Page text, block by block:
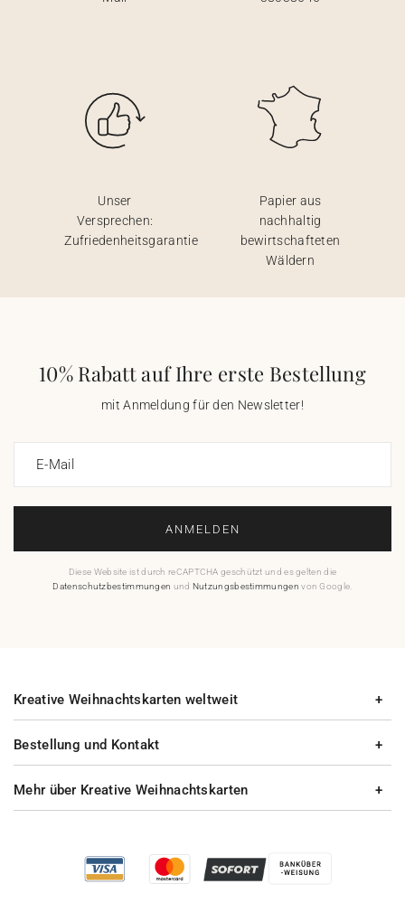
Unser
Versprechen:
Zufriedenheitsgarantie
Papier aus
nachhaltig
bewirtschafteten
Wäldern
10% Rabatt auf Ihre erste Bestellung
mit Anmeldung für den Newsletter!
E-Mail
ANMELDEN
Diese Website ist durch reCAPTCHA geschützt und es gelten die
Datenschutzbestimmungen und Nutzungsbestimmungen von Google.
Bestellung und Kontakt
Mehr über Kreative Weihnachtskarten
Kreative Weihnachtskarten weltweit